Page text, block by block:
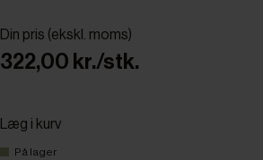
Din pris (ekskl. moms)
322,00 kr./stk.
Læg i kurv
På lager